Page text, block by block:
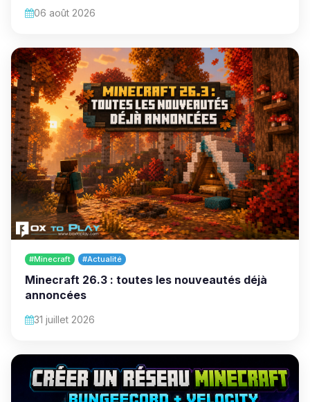
06 août 2026
#Minecraft #Actualité
Minecraft 26.3 : toutes les nouveautés déjà
annoncées
31 juillet 2026